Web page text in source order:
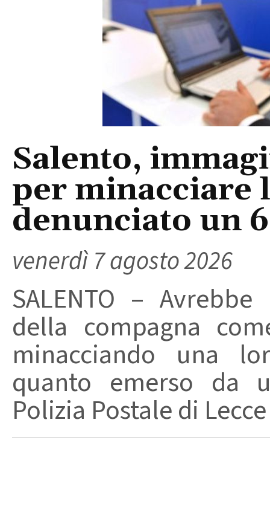
Salento,
per minacciare
denunciato un
venerdì 7 agosto 2026
SALENTO –
della compagna
minacciando una
quanto emerso da
Polizia Postale di